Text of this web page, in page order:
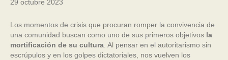
29 octubre 2023
Los momentos de crisis que procuran romper la convivencia de
una comunidad buscan como uno de sus primeros objetivos la
mortificación de su cultura . Al pensar en el autoritarismo sin
escrúpulos y en los golpes dictatoriales, nos vuelven los